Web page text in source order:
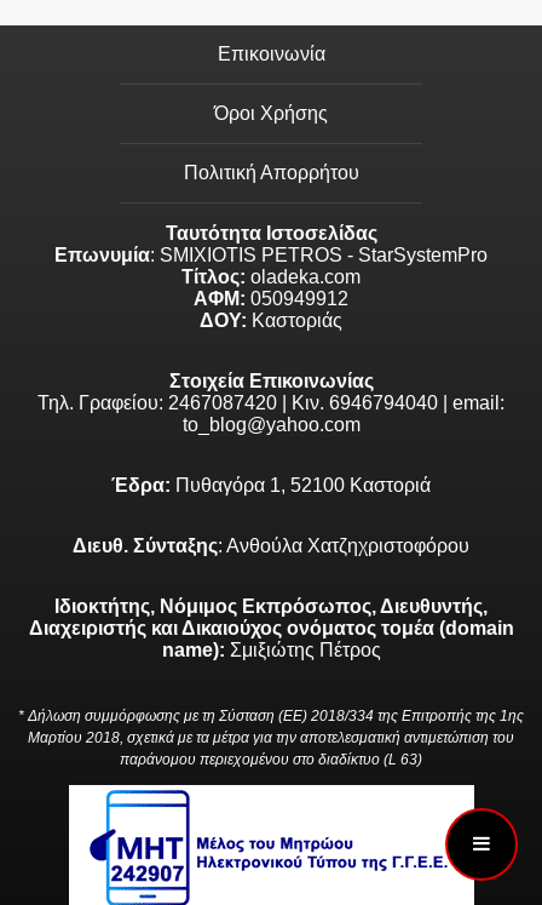
Επικοινωνία
Όροι Χρήσης
Πολιτική Απορρήτου
Ταυτότητα Ιστοσελίδας
Επωνυμία: SMIXIOTIS PETROS - StarSystemPro
Τίτλος: oladeka.com
ΑΦΜ: 050949912
ΔΟΥ: Καστοριάς
Στοιχεία Επικοινωνίας
Τηλ. Γραφείου: 2467087420 | Κιν. 6946794040 | email:
to_blog@yahoo.com
Έδρα: Πυθαγόρα 1, 52100 Καστοριά
Διευθ. Σύνταξης: Ανθούλα Χατζηχριστοφόρου
Ιδιοκτήτης, Νόμιμος Εκπρόσωπος, Διευθυντής,
Διαχειριστής και Δικαιούχος ονόματος τομέα (domain
name): Σμιξιώτης Πέτρος
* Δήλωση συμμόρφωσης με τη Σύσταση (ΕΕ) 2018/334 της Επιτροπής της 1ης
Μαρτίου 2018, σχετικά με τα μέτρα για την αποτελεσματική αντιμετώπιση του
παράνομου περιεχομένου στο διαδίκτυο (L 63)